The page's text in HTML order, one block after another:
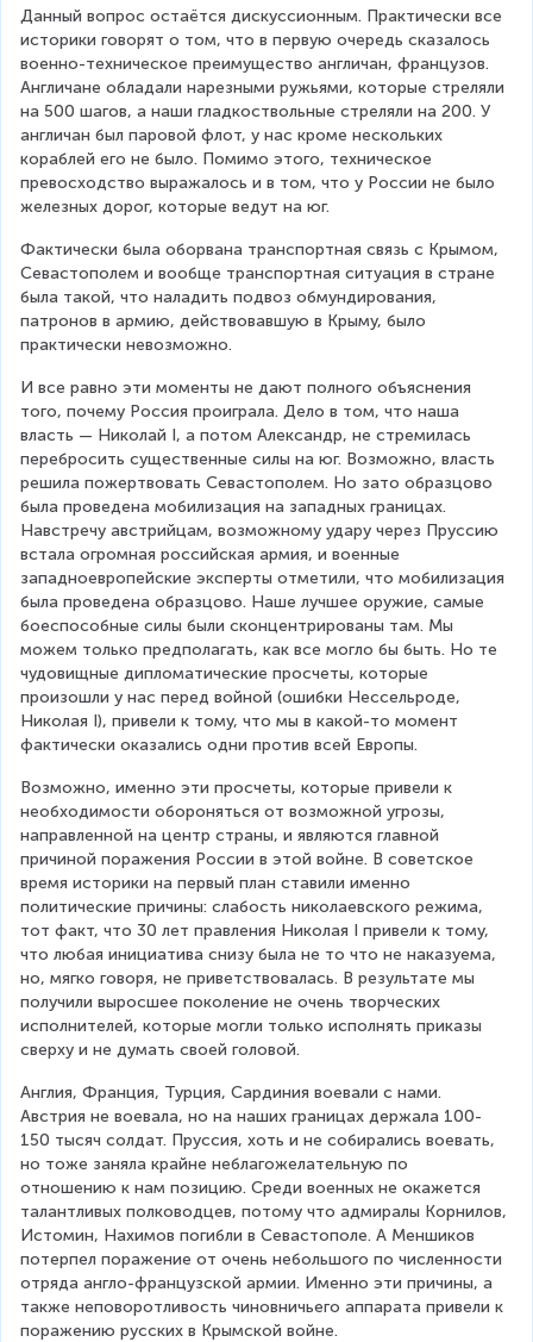
Данный вопрос остаётся дискуссионным. Практически все
историки говорят о том, что в первую очередь сказалось
военно-техническое преимущество англичан, французов.
Англичане обладали нарезными ружьями, которые стреляли
на 500 шагов, а наши гладкоствольные стреляли на 200. У
англичан был паровой флот, у нас кроме нескольких
кораблей его не было. Помимо этого, техническое
превосходство выражалось и в том, что у России не было
железных дорог, которые ведут на юг.
Фактически была оборвана транспортная связь с Крымом,
Севастополем и вообще транспортная ситуация в стране
была такой, что наладить подвоз обмундирования,
патронов в армию, действовавшую в Крыму, было
практически невозможно.
И все равно эти моменты не дают полного объяснения
того, почему Россия проиграла. Дело в том, что наша
власть — Николай I, а потом Александр, не стремилась
перебросить существенные силы на юг. Возможно, власть
решила пожертвовать Севастополем. Но зато образцово
была проведена мобилизация на западных границах.
Навстречу австрийцам, возможному удару через Пруссию
встала огромная российская армия, и военные
западноевропейские эксперты отметили, что мобилизация
была проведена образцово. Наше лучшее оружие, самые
боеспособные силы были сконцентрированы там. Мы
можем только предполагать, как все могло бы быть. Но те
чудовищные дипломатические просчеты, которые
произошли у нас перед войной (ошибки Нессельроде,
Николая I), привели к тому, что мы в какой-то момент
фактически оказались одни против всей Европы.
Возможно, именно эти просчеты, которые привели к
необходимости обороняться от возможной угрозы,
направленной на центр страны, и являются главной
причиной поражения России в этой войне. В советское
время историки на первый план ставили именно
политические причины: слабость николаевского режима,
тот факт, что 30 лет правления Николая I привели к тому,
что любая инициатива снизу была не то что не наказуема,
но, мягко говоря, не приветствовалась. В результате мы
получили выросшее поколение не очень творческих
исполнителей, которые могли только исполнять приказы
сверху и не думать своей головой.
Англия, Франция, Турция, Сардиния воевали с нами.
Австрия не воевала, но на наших границах держала 100-
150 тысяч солдат. Пруссия, хоть и не собирались воевать,
но тоже заняла крайне неблагожелательную по
отношению к нам позицию. Среди военных не окажется
талантливых полководцев, потому что адмиралы Корнилов,
Истомин, Нахимов погибли в Севастополе. А Меншиков
потерпел поражение от очень небольшого по численности
отряда англо-французской армии. Именно эти причины, а
также неповоротливость чиновничьего аппарата привели к
поражению русских в Крымской войне.